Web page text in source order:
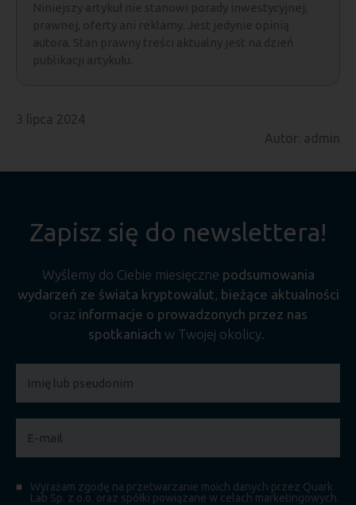
Niniejszy artykuł nie stanowi porady inwestycyjnej,
prawnej, oferty ani reklamy. Jest jedynie opinią
autora. Stan prawny treści aktualny jest na dzień
publikacji artykułu.
3 lipca 2024
Autor: admin
Zapisz się do newslettera!
Wyślemy do Ciebie miesięczne podsumowania
wydarzeń ze świata kryptowalut, bieżące aktualności
oraz informacje o prowadzonych przez nas
spotkaniach w Twojej okolicy.
Wyrażam zgodę na przetwarzanie moich danych przez Quark
Lab Sp. z o.o. oraz spółki powiązane w celach marketingowych.